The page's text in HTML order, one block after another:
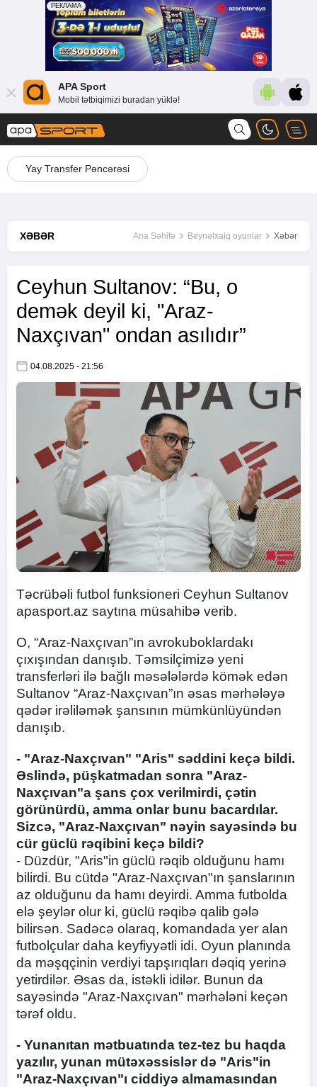
APA Sport
Mobil tətbiqimizi buradan yüklə!
Yay Transfer Pəncərəsi
XƏBƏR Ana Səhifə Beynəlxalq oyunlar Xəbər
Ceyhun Sultanov: “Bu, o
demək deyil ki, "Araz-
Naxçıvan" ondan asılıdır”
04.08.2025 - 21:56
Təcrübəli futbol funksioneri Ceyhun Sultanov
apasport.az saytına müsahibə verib.
O, “Araz-Naxçıvan”ın avrokuboklardakı
çıxışından danışıb. Təmsilçimizə yeni
transferləri ilə bağlı məsələlərdə kömək edən
Sultanov “Araz-Naxçıvan”ın əsas mərhələyə
qədər irəliləmək şansının mümkünlüyündən
danışıb.
- "Araz-Naxçıvan" "Aris" səddini keçə bildi.
Əslində, püşkatmadan sonra "Araz-
Naxçıvan"a şans çox verilmirdi, çətin
görünürdü, amma onlar bunu bacardılar.
Sizcə, "Araz-Naxçıvan" nəyin sayəsində bu
cür güclü rəqibini keçə bildi?
- Düzdür, "Aris"in güclü rəqib olduğunu hamı
bilirdi. Bu cütdə "Araz-Naxçıvan"ın şanslarının
az olduğunu da hamı deyirdi. Amma futbolda
elə şeylər olur ki, güclü rəqibə qalib gələ
bilirsən. Sadəcə olaraq, komandada yer alan
futbolçular daha keyfiyyətli idi. Oyun planında
da məşqçinin verdiyi tapşırıqları dəqiq yerinə
yetirdilər. Əsas da, istəkli idilər. Bunun da
sayəsində "Araz-Naxçıvan" mərhələni keçən
tərəf oldu.
- Yunanıtan mətbuatında tez-tez bu haqda
yazılır, yunan mütəxəssislər də "Aris"in
"Araz-Naxçıvan"ı ciddiyə almamasından